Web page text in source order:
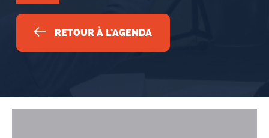
RETOUR À L'AGENDA